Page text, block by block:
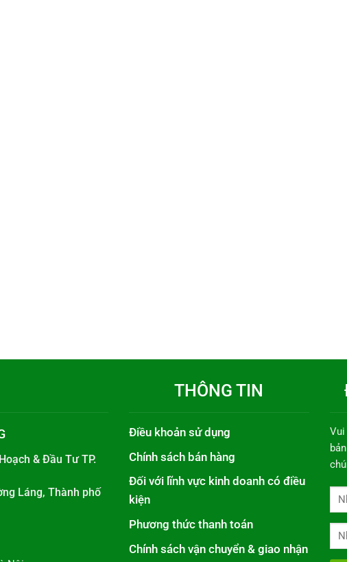
& Đầu Tư TP.
Láng, Thành phố
THÔNG TIN
Điều khoản sử dụng
Chính sách bán hàng
Đối với lĩnh vực kinh doanh có điều
kiện
Phương thức thanh toán
Chính sách vận chuyển & giao nhận
Vui